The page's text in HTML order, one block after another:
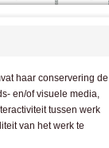
haar conservering de
en/of visuele media,
tussen werk
van het werk te